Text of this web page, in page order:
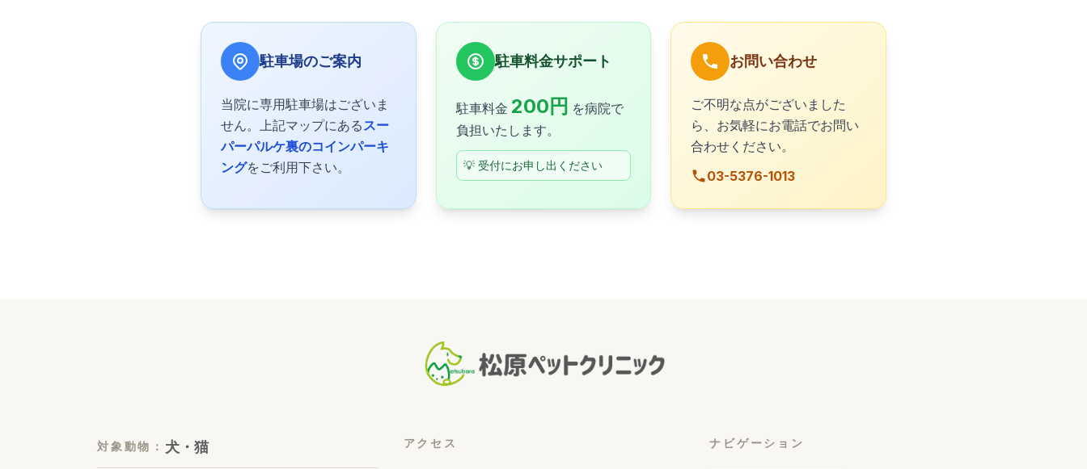
駐車場のご案内
当院に専用駐車場はございま
せん。上記マップにある スー
パーパルケ裏のコインパーキ
ングをご利用下さい。
駐車料金サポート
駐車料金 200円 を病院で
負担いたします。
💡 受付にお申し出ください
お問い合わせ
ご不明な点がございました
ら、お気軽にお電話でお問い
合わせください。
03-5376-1013
対象動物 ： 犬・猫 アクセス ナビゲーション